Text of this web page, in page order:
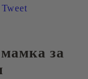
Tweet
за